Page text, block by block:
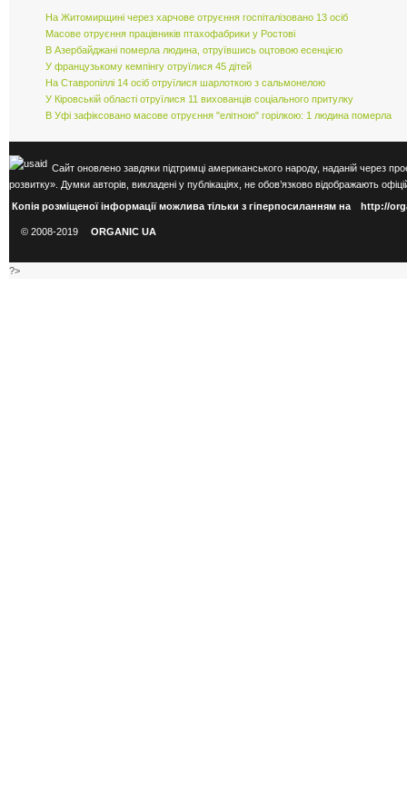
На Житомирщині через харчове отруєння госпіталізовано 13 осіб
Масове отруєння працівників птахофабрики у Ростові
В Азербайджані померла людина, отруївшись оцтовою есенцією
У французькому кемпінгу отруїлися 45 дітей
На Ставропіллі 14 осіб отруїлися шарлоткою з сальмонелою
У Кіровській області отруїлися 11 вихованців соціального притулку
В Уфі зафіксовано масове отруєння "елітною" горілкою: 1 людина померла
Сайт оновлено завдяки підтримці американського народу, наданій через
розвитку». Думки авторів, викладені у публікаціях, не обов’язково відображають
Копія розміщеної інформації можлива тільки з гіперпосиланням на
http://
© 2008-2019 ORGANIC UA
?>